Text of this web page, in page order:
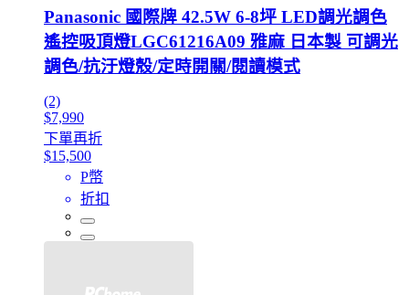
Panasonic 國際牌 42.5W 6-8坪 LED調光調色
遙控吸頂燈LGC61216A09 雅麻 日本製 可調光
調色/抗汙燈殼/定時開關/閱讀模式
(2)
$7,990
下單再折
$15,500
P幣
折扣